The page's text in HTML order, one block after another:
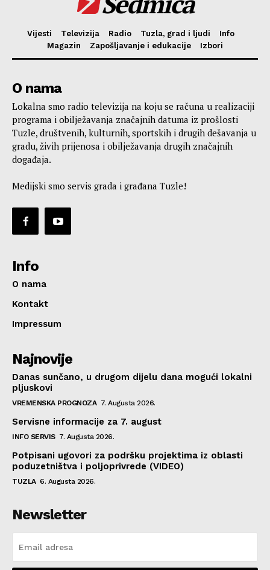
Vijesti Televizija Radio Tuzla, grad i ljudi
Info
Magazin
Zapošljavanje i edukacije Izbori
O nama
Lokalna smo radio televizija na koju se računa u realizaciji
programa i obilježavanja značajnih datuma iz prošlosti
Tuzle, društvenih, kulturnih, sportskih i drugih dešavanja u
gradu, živih prijenosa i obilježavanja drugih značajnih
događaja.
Medijski smo servis grada i građana Tuzle!
Info
O nama
Kontakt
Impressum
Najnovije
Danas sunčano, u drugom dijelu dana mogući lokalni
pljuskovi
VREMENSKA PROGNOZA 7. Augusta 2026.
Servisne informacije za 7. august
INFO SERVIS 7. Augusta 2026.
Potpisani ugovori za podršku projektima iz oblasti
poduzetništva i poljoprivrede (VIDEO)
TUZLA 6. Augusta 2026.
Newsletter